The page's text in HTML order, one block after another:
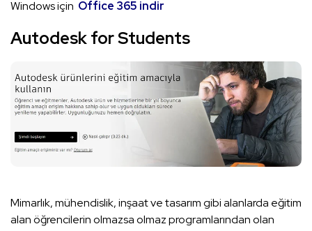
Windows için Office 365 indir
Autodesk for Students
Mimarlık, mühendislik, inşaat ve tasarım gibi alanlarda eğitim
alan öğrencilerin olmazsa olmaz programlarından olan